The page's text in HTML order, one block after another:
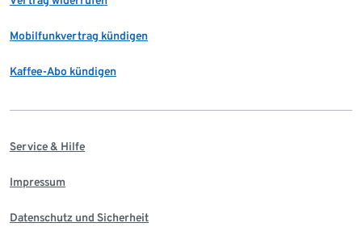
Mobilfunkvertrag kündigen
Kaffee-Abo kündigen
Service & Hilfe
Impressum
Datenschutz und Sicherheit